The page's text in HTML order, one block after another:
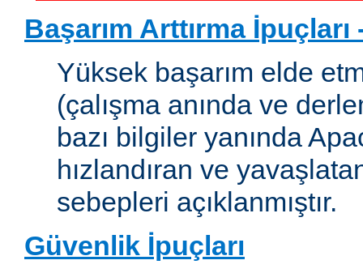
Başarım Arttırma
Yüksek başarım elde
(çalışma anında ve
bazı bilgiler yanında
hızlandıran ve
sebepleri açıklanmıştır.
Güvenlik İpuçları